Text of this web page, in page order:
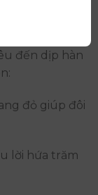
Dấu Ấn
đến dịp hàn
đỏ giúp đôi
lời hứa trăm